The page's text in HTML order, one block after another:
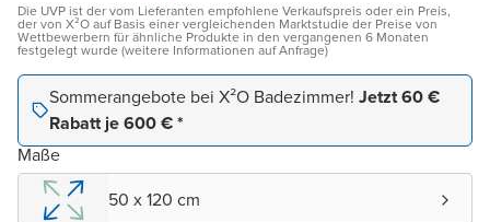
Die UVP ist der vom Lieferanten empfohlene Verkaufspreis oder ein Preis,
der von X²O auf Basis einer vergleichenden Marktstudie der Preise von
Wettbewerbern für ähnliche Produkte in den vergangenen 6 Monaten
festgelegt wurde (weitere Informationen auf Anfrage)
Sommerangebote bei X²O Badezimmer! Jetzt 60 €
Rabatt je 600 € *
Maße
50 x 120 cm